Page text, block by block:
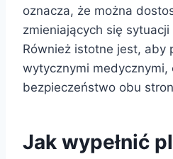
oznacza, że można
zmieniających się
Również istotne jest, aby
wytycznymi medycznymi,
bezpieczeństwo obu
Jak wypełnić